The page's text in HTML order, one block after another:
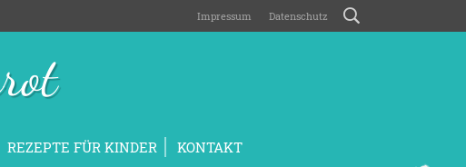
Impressum Datenschutz
REZEPTE FÜR KINDER KONTAKT